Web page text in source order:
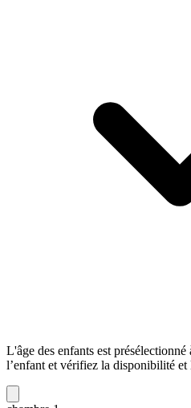
L'âge des enfants est
l’enfant et vérifiez la disponibilité et